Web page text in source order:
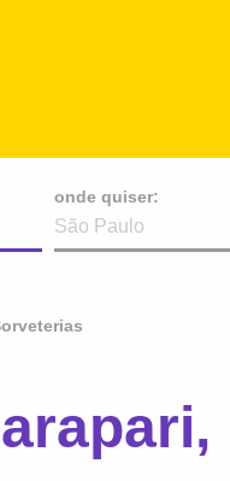
onde quiser: